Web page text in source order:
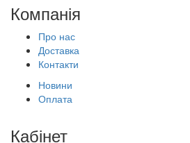
Компанія
Про нас
Доставка
Контакти
Новини
Оплата
Кабінет